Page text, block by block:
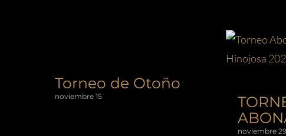
Torneo de Otoño
noviembre 15
noviembre 29